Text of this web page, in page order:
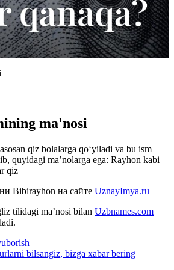
ma'nosi
qiz bolalarga qo‘yiladi va bu ism
quyidagi ma’nolarga ega: Rayhon kabi
qiz
Bibirayhon на сайте UznayImya.ru
tilidagi ma’nosi bilan Uzbnames.com
bilsangiz, bizga xabar bering